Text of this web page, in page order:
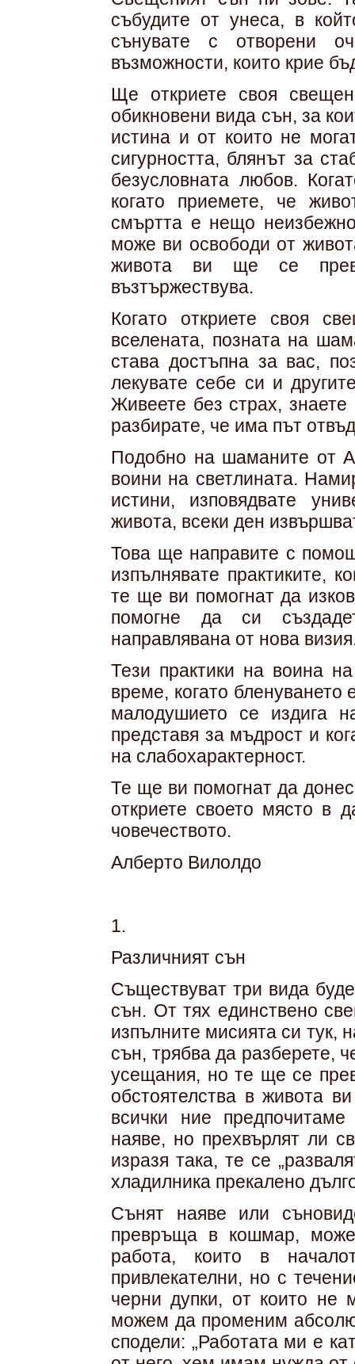
събудите от унеса, в
сънувате с отворени
възможности, които крие
Ще откриете своя
обикновени вида сън, за
истина и от които не
сигурността, блянът за
безусловната любов.
когато приемете, че
смъртта е нещо
може ви освободи от
живота ви ще се
възтържествува.
Когато откриете своя
вселената, позната на
става достъпна за вас,
лекувате себе си и
Живеете без страх, знаете
разбирате, че има път
Подобно на шаманите от
воини на светлината.
истини, изповядвате
живота, всеки ден
Това ще направите с
изпълнявате практиките,
те ще ви помогнат да
помогне да си
направлявана от нова
Тези практики на воина
време, когато бленуването
малодушието се издига
представя за мъдрост и
на слабохарактерност.
Те ще ви помогнат да
откриете своето място в
човечеството.
Алберто Вилолдо
1.
Различният сън
Съществуват три вида
сън. От тях единствено
изпълните мисията си тук,
сън, трябва да разберете,
усещания, но те ще се
обстоятелства в живота
всички ние
наяве, но прехвърлят ли
изразя така, те се
хладилника прекалено
Сънят наяве или
превръща в кошмар,
работа, които в
привлекателни, но с
черни дупки, от които
можем да променим
сподели: „Работата ми е